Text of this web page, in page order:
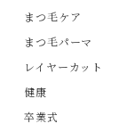
まつ毛ケア
まつ毛パーマ
レイヤーカット
健康
卒業式